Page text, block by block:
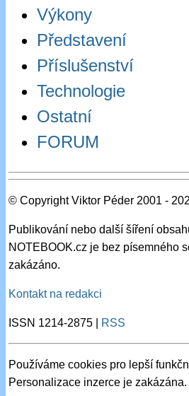
Výkony
Představení
Příslušenství
Technologie
Ostatní
FORUM
© Copyright Viktor Péder 2001 -
Publikování nebo další šíření
NOTEBOOK.cz je bez písemného
zakázáno.
Kontakt na redakci
ISSN 1214-2875 | RSS
Používáme cookies pro lepší
Personalizace inzerce je zakázána.